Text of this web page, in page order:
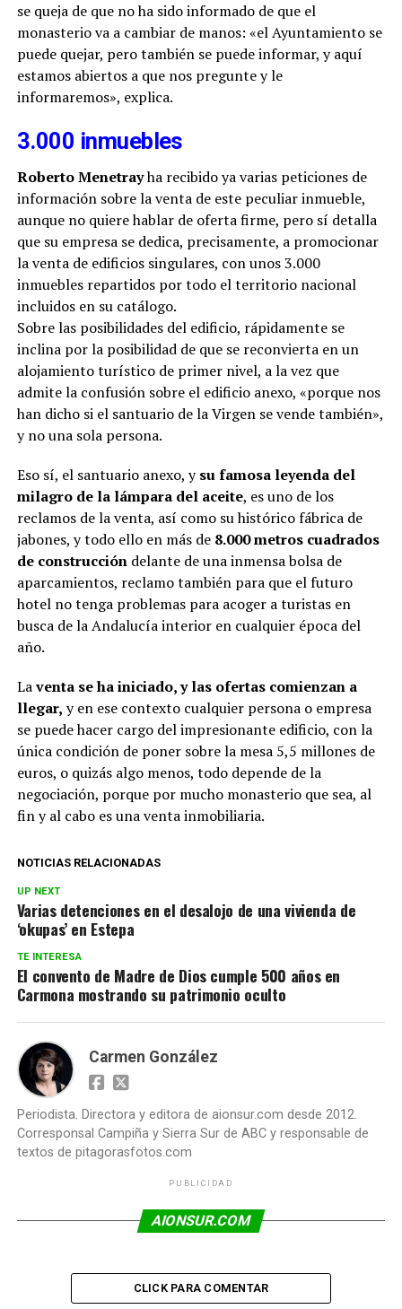
se queja de que no ha sido informado de que el
monasterio va a cambiar de manos: «el Ayuntamiento se
puede quejar, pero también se puede informar, y aquí
estamos abiertos a que nos pregunte y le
informaremos», explica.
3.000 inmuebles
Roberto Menetrayha recibido ya varias peticiones de
información sobre la venta de este peculiar inmueble,
aunque no quiere hablar de oferta firme, pero sí detalla
que su empresa se dedica, precisamente, a promocionar
la venta de edificios singulares, con unos 3.000
inmuebles repartidos por todo el territorio nacional
incluidos en su catálogo.
Sobre las posibilidades del edificio, rápidamente se
inclina por la posibilidad de que se reconvierta en un
alojamiento turístico de primer nivel, a la vez que
admite la confusión sobre el edificio anexo, «porque nos
han dicho si el santuario de la Virgen se vende también»,
y no una sola persona.
Eso sí, el santuario anexo, ysu famosa leyenda del
milagro de la lámpara del aceite, es uno de los
reclamos de la venta, así como su histórico fábrica de
jabones, y todo ello en más de 8.000 metros cuadrados
de construccióndelante de una inmensa bolsa de
aparcamientos, reclamo también para que el futuro
hotel no tenga problemas para acoger a turistas en
busca de la Andalucía interior en cualquier época del
año.
Laventa se ha iniciado, y las ofertas comienzan a
llegar, y en ese contexto cualquier persona o empresa
se puede hacer cargo del impresionante edificio, con la
única condición de poner sobre la mesa 5,5 millones de
euros, o quizás algo menos, todo depende de la
negociación, porque por mucho monasterio que sea, al
fin y al cabo es una venta inmobiliaria.
NOTICIAS RELACIONADAS
UP NEXT
Varias detenciones en el desalojo de una vivienda de
‘okupas’ en Estepa
TE INTERESA
El convento de Madre de Dios cumple 500 años en
Carmona mostrando su patrimonio oculto
Carmen González
Periodista. Directora y editora de aionsur.com desde 2012.
Corresponsal Campiña y Sierra Sur de ABC y responsable de
textos de pitagorasfotos.com
PUBLICIDAD
AIONSUR.COM
CLICK PARA COMENTAR